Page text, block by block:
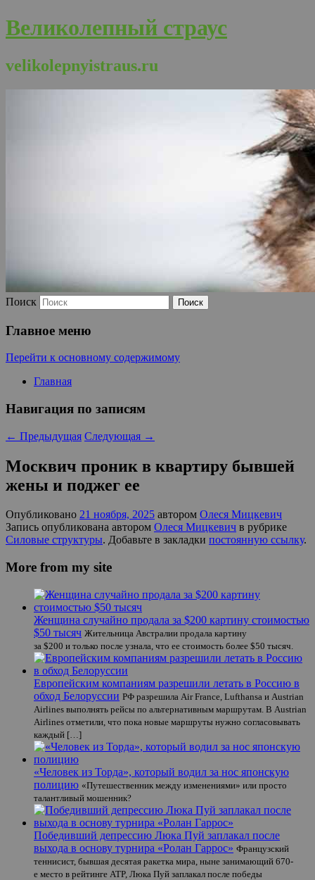
Великолепный страус
velikolepnyistraus.ru
Поиск
Главное меню
Перейти к основному содержимому
Главная
Навигация по записям
← Предыдущая Следующая →
Москвич проник в квартиру бывшей
жены и поджег ее
Опубликовано 21 ноября, 2025 автором Олеся Мицкевич
Запись опубликована автором Олеся Мицкевич в рубрике
Силовые структуры. Добавьте в закладки постоянную ссылку.
More from my site
Женщина cлучайно продала за $200 картину стоимостью
$50 тысяч Жительница Австралии продала картину
за $200 и только после узнала, что ее стоимость более $50 тысяч.
Европейским компаниям разрешили летать в Россию в
обход Белоруссии РФ разрешила Air France, Lufthansa и Austrian
Airlines выполнять рейсы по альтернативным маршрутам. В Austrian
Airlines отметили, что пока новые маршруты нужно согласовывать
каждый […]
«Человек из Торда», который водил за нос японскую
полицию «Путешественник между изменениями» или просто
талантливый мошенник?
Победивший депрессию Люка Пуй заплакал после
выхода в основу турнира «Ролан Гаррос» Французский
теннисист, бывшая десятая ракетка мира, ныне занимающий 670-
е место в рейтинге ATP, Люка Пуй заплакал после победы